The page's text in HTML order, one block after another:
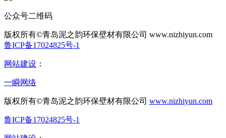
公众号二维码
版权所有©青岛泥之韵环保壁材有限公司 www.nizhiyun.com
鲁ICP备17024825号-1
网站建设 ：
一瞬网络
版权所有©青岛泥之韵环保壁材有限公司 www.nizhiyun.com
鲁ICP备17024825号-1